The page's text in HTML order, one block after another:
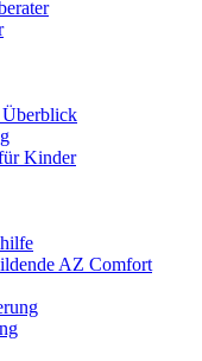
Überblick
Kinder
AZ Comfort